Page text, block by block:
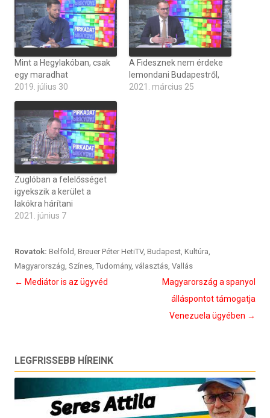
Mint a Hegylakóban, csak
egy maradhat
2019. július 30
A Fidesznek nem érdeke
lemondani Budapestről,
2021. március 25
Zuglóban a felelősséget
igyekszik a kerület a
lakókra hárítani
2021. június 7
Rovatok: Belföld, Breuer Péter HetiTV, Budapest, Kultúra,
Magyarország, Színes, Tudomány, választás, Vallás
Bejegyzés
← Mediátor is az ügyvéd
Magyarország a spanyol
álláspontot támogatja
Venezuela ügyében →
LEGFRISSEBB HÍREINK